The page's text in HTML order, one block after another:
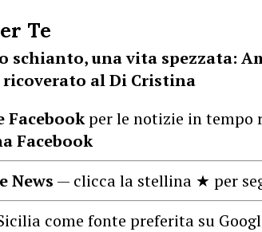
Te
schianto, una vita spezzata:
ricoverato al Di Cristina
Facebookper le notizie in tempo
Facebook
News — clicca la stellina ★ per
come fonte preferita su